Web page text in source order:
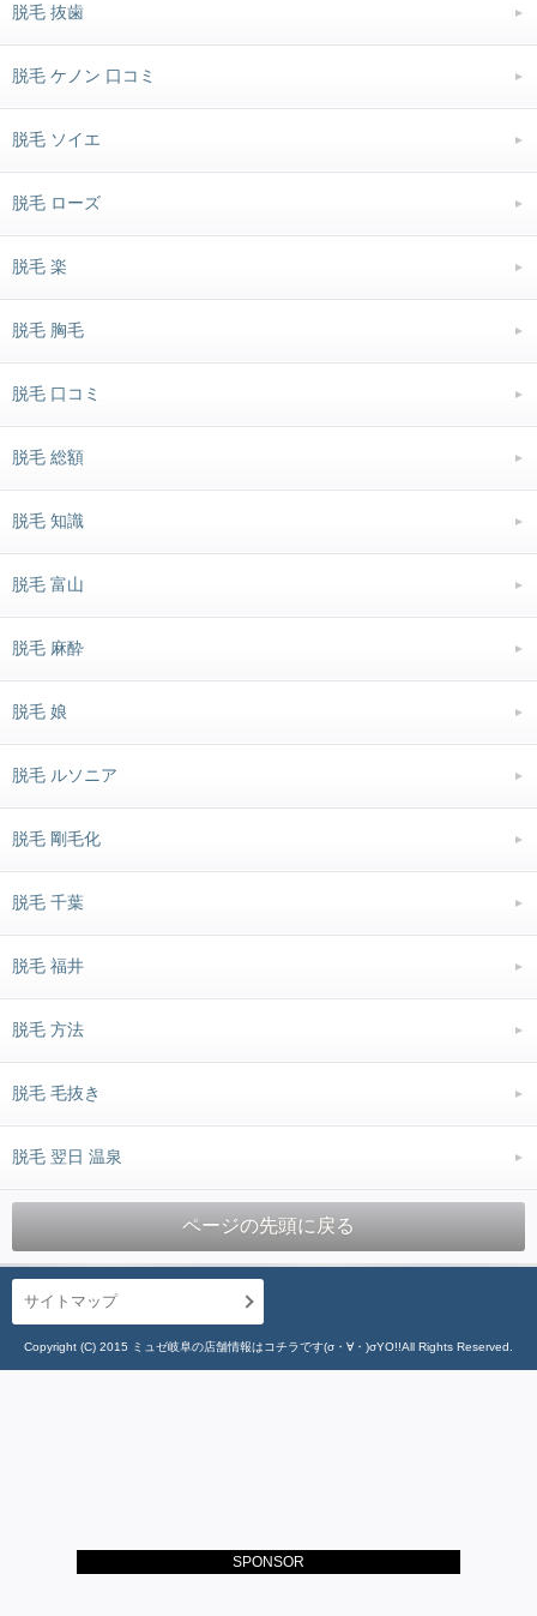
脱毛 抜歯
脱毛 ケノン 口コミ
脱毛 ソイエ
脱毛 ローズ
脱毛 楽
脱毛 胸毛
脱毛 口コミ
脱毛 総額
脱毛 知識
脱毛 富山
脱毛 麻酔
脱毛 娘
脱毛 ルソニア
脱毛 剛毛化
脱毛 千葉
脱毛 福井
脱毛 方法
脱毛 毛抜き
脱毛 翌日 温泉
ページの先頭に戻る
サイトマップ
Copyright (C) 2015 ミュゼ岐阜の店舗情報はコチラです(σ・∀・)σYO!!All Rights Reserved.
SPONSOR